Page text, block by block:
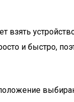
и быстро,